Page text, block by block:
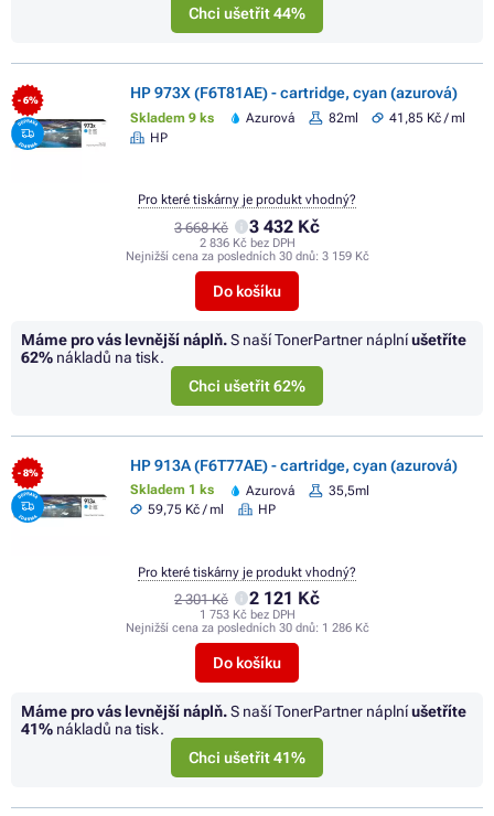
Chci ušetřit 44%
- 6% HP 973X (F6T81AE) - cartridge, cyan (azurová)
Skladem 9 ks Azurová 82ml
41,85 Kč / ml
HP
3 668 Kč 3 432 Kč
2 836 Kč bez DPH
Nejnižší cena za posledních 30 dnů: 3 159 Kč
Do košíku
Pro které tiskárny je produkt vhodný?
Máme pro vás levnější náplň.S naší TonerPartner náplníušetříte
62% nákladů na tisk.
Chci ušetřit 62%
- 8% HP 913A (F6T77AE) - cartridge, cyan (azurová)
Skladem 1 ks Azurová
35,5ml
59,75 Kč / ml
HP
2 301 Kč 2 121 Kč
1 753 Kč bez DPH
Nejnižší cena za posledních 30 dnů: 1 286 Kč
Do košíku
Pro které tiskárny je produkt vhodný?
Máme pro vás levnější náplň.S naší TonerPartner náplníušetříte
41% nákladů na tisk.
Chci ušetřit 41%